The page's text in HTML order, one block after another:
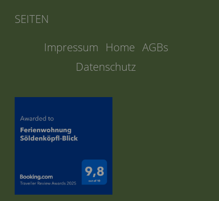
SEITEN
Impressum Home AGBs
Datenschutz